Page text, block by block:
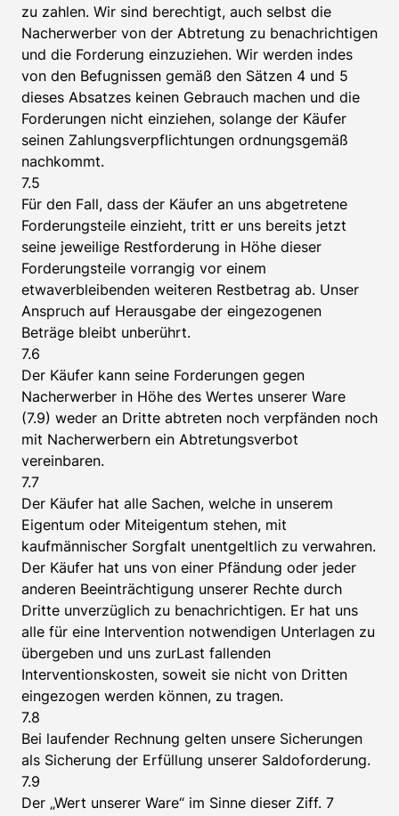
zu zahlen. Wir sind berechtigt, auch selbst die
Nacherwerber von der Abtretung zu benachrichtigen
und die Forderung einzuziehen. Wir werden indes
von den Befugnissen gemäß den Sätzen 4 und 5
dieses Absatzes keinen Gebrauch machen und die
Forderungen nicht einziehen, solange der Käufer
seinen Zahlungsverpflichtungen ordnungsgemäß
nachkommt.
7.5
Für den Fall, dass der Käufer an uns abgetretene
Forderungsteile einzieht, tritt er uns bereits jetzt
seine jeweilige Restforderung in Höhe dieser
Forderungsteile vorrangig vor einem
etwaverbleibenden weiteren Restbetrag ab. Unser
Anspruch auf Herausgabe der eingezogenen
Beträge bleibt unberührt.
7.6
Der Käufer kann seine Forderungen gegen
Nacherwerber in Höhe des Wertes unserer Ware
(7.9) weder an Dritte abtreten noch verpfänden noch
mit Nacherwerbern ein Abtretungsverbot
vereinbaren.
7.7
Der Käufer hat alle Sachen, welche in unserem
Eigentum oder Miteigentum stehen, mit
kaufmännischer Sorgfalt unentgeltlich zu verwahren.
Der Käufer hat uns von einer Pfändung oder jeder
anderen Beeinträchtigung unserer Rechte durch
Dritte unverzüglich zu benachrichtigen. Er hat uns
alle für eine Intervention notwendigen Unterlagen zu
übergeben und uns zurLast fallenden
Interventionskosten, soweit sie nicht von Dritten
eingezogen werden können, zu tragen.
7.8
Bei laufender Rechnung gelten unsere Sicherungen
als Sicherung der Erfüllung unserer Saldoforderung.
7.9
Der „Wert unserer Ware“ im Sinne dieser Ziff. 7